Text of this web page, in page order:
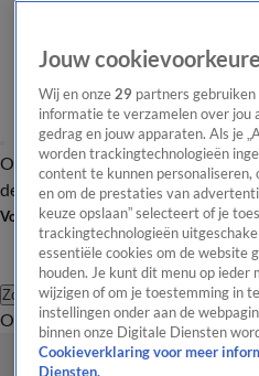
OverzichtAfleveringen Entertainment
de redactieNieuwsbrief
Volg Shownieuws
Zoeken
OverzichtEntertainment
Jouw
Wij en onze 29 partners
informatie te verzamelen over jou
gedrag en jouw apparaten. Als je
worden trackingtechnologieën
content te kunnen
en om de prestaties van
keuze opslaan” selecteert of je
trackingtechnologieën
essentiële cookies om de website
houden. Je kunt dit menu op ieder
wijzigen of om je toestemming in
instellingen onder aan de
binnen onze Digitale Diensten
Cookieverklaring voor meer
Diensten.